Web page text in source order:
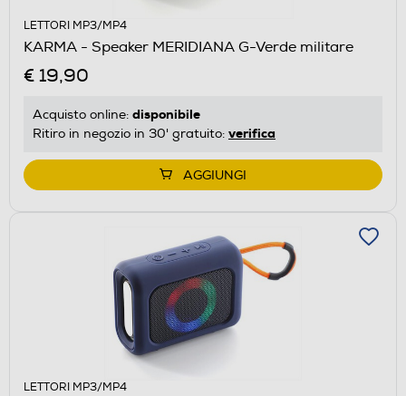
LETTORI MP3/MP4
KARMA - Speaker MERIDIANA G-Verde militare
€ 19,90
Acquisto online: disponibile
Ritiro in negozio in 30' gratuito: verifica
AGGIUNGI
LETTORI MP3/MP4